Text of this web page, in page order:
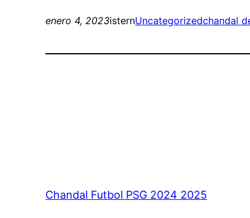
enero 4, 2023isternUncategorizedchandal
Chandal Futbol PSG 2024 2025